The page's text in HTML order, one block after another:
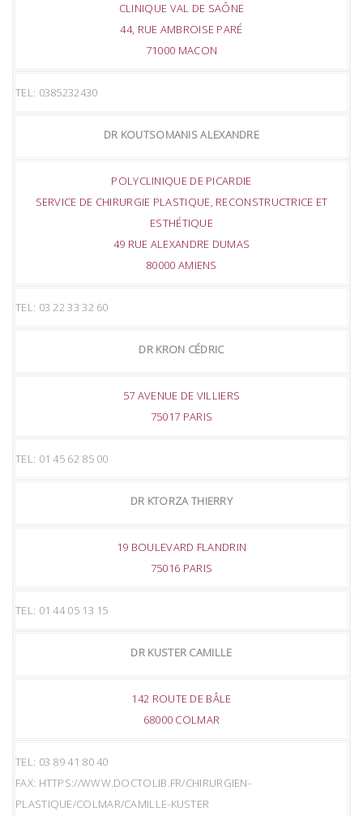
CLINIQUE VAL DE SAÔNE
44, RUE AMBROISE PARÉ
71000 MACON
TEL: 0385232430
DR KOUTSOMANIS ALEXANDRE
POLYCLINIQUE DE PICARDIE
SERVICE DE CHIRURGIE PLASTIQUE, RECONSTRUCTRICE ET
ESTHÉTIQUE
49 RUE ALEXANDRE DUMAS
80000 AMIENS
TEL: 03 22 33 32 60
DR KRON CÉDRIC
57 AVENUE DE VILLIERS
75017 PARIS
TEL: 01 45 62 85 00
DR KTORZA THIERRY
19 BOULEVARD FLANDRIN
75016 PARIS
TEL: 01 44 05 13 15
DR KUSTER CAMILLE
142 ROUTE DE BÂLE
68000 COLMAR
TEL: 03 89 41 80 40‬
FAX: HTTPS://WWW.DOCTOLIB.FR/CHIRURGIEN-
PLASTIQUE/COLMAR/CAMILLE-KUSTER